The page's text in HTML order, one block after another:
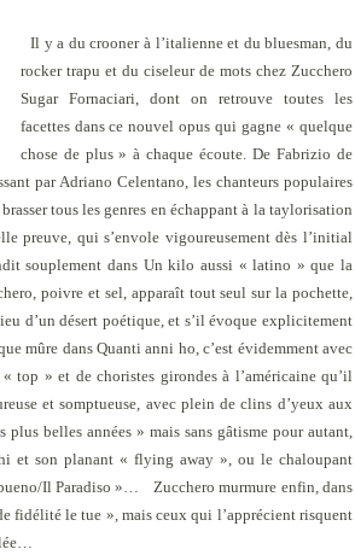
Il y a du crooner à l’italienne et du bluesman, du
rocker trapu et du ciseleur de mots chez Zucchero
Sugar Fornaciari, dont on retrouve toutes les
facettes dans ce nouvel opus qui gagne « quelque
chose de plus » à chaque écoute. De Fabrizio de
par Adriano Celentano, les chanteurs populaires
tous les genres en échappant à la taylorisation
preuve, qui s’envole vigoureusement dès l’initial
souplement dans Un kilo aussi « latino » que la
poivre et sel, apparaît tout seul sur la pochette,
d’un désert poétique, et s’il évoque explicitement
mûre dansQuanti anni ho , c’est évidemment avec
top » et de choristes girondes à l’américaine qu’il
et somptueuse, avec plein de clins d’yeux aux
plus belles années » mais sans gâtisme pour autant,
et son planant « flying away », ou le chaloupant
Il Paradiso »…
Zucchero murmure enfin, dans
fidélité le tue », mais ceux qui l’apprécient risquent